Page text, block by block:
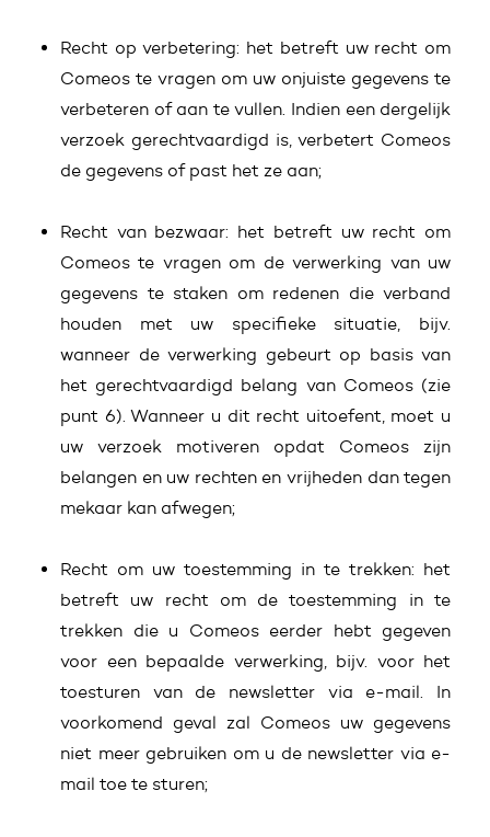
Recht op verbetering: het betreft uw recht om
Comeos te vragen om uw onjuiste gegevens te
verbeteren of aan te vullen. Indien een dergelijk
verzoek gerechtvaardigd is, verbetert Comeos
de gegevens of past het ze aan;
Recht van bezwaar: het betreft uw recht om
Comeos te vragen om de verwerking van uw
gegevens te staken om redenen die verband
houden met uw specifieke situatie, bijv.
wanneer de verwerking gebeurt op basis van
het gerechtvaardigd belang van Comeos (zie
punt 6). Wanneer u dit recht uitoefent, moet u
uw verzoek motiveren opdat Comeos zijn
belangen en uw rechten en vrijheden dan tegen
mekaar kan afwegen;
Recht om uw toestemming in te trekken: het
betreft uw recht om de toestemming in te
trekken die u Comeos eerder hebt gegeven
voor een bepaalde verwerking, bijv. voor het
toesturen van de newsletter via e-mail. In
voorkomend geval zal Comeos uw gegevens
niet meer gebruiken om u de newsletter via e-
mail toe te sturen;